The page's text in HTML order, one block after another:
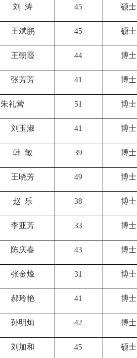
刘 涛 45 硕士
王斌鹏 45 硕士
王朝霞 44 博士
张芳芳 41 博士
朱礼营 51 博士
刘玉淑 41 博士
韩 敏 39 博士
王晓芳 49 博士
赵 乐 38 博士
李亚芳 33 博士
陈庆春 43 博士
张金烽 31 博士
郝玲艳 41 博士
孙明灿 42 博士
刘加和 45 硕士